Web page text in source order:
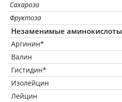
Сахароза
Фруктоза
Незаменимые аминокислоты
Аргинин*
Валин
Гистидин*
Изолейцин
Лейцин